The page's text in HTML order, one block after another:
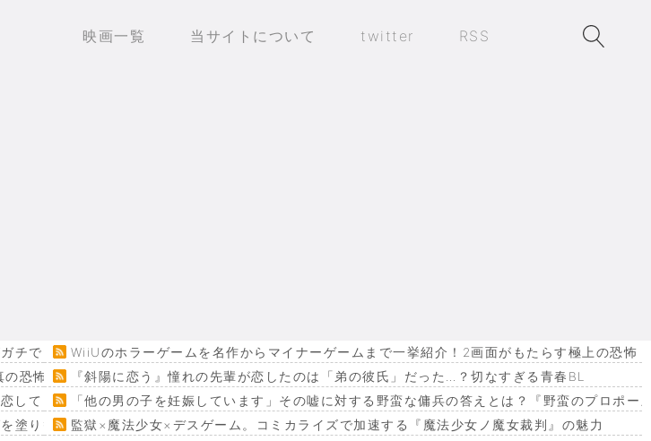
映画一覧 当サイトについて twitter RSS
ガチでヤバすぎる…WiiUのホラーゲームを名作からマイナーゲームまで一挙紹介！2画面がもたらす極上の恐怖
の恐怖…
『斜陽に恋う』憧れの先輩が恋したのは「弟の彼氏」だった…？切なすぎる青春BL
してください！』「他の男の子を妊娠しています」その嘘に対する野蛮な傭兵の答えとは？『野蛮のプロポー
塗り替える監獄×魔法少女×デスゲーム。コミカライズで加速する『魔法少女ノ魔女裁判』の魅力